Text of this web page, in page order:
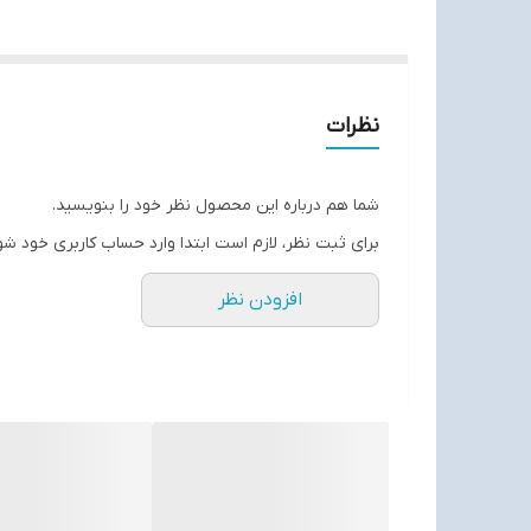
نظرات
شما هم درباره این محصول نظر خود را بنویسید.
برای ثبت نظر، لازم است ابتدا وارد حساب کاربری خود
افزودن نظر